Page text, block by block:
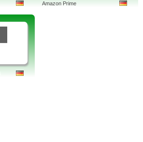
Amazon Prime